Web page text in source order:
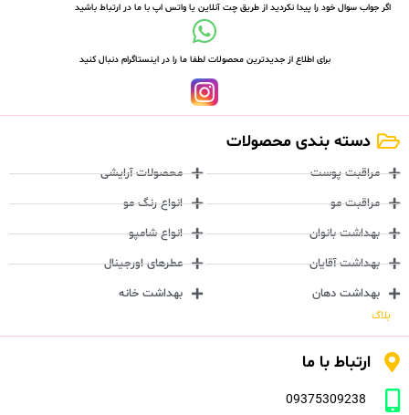
اگر جواب سوال خود را پیدا نکردید از طریق چت آنلاین یا واتس اپ با ما در ارتباط باشید
برای اطلاع از جدیدترین محصولات لطفا ما را در اینستاگرام دنبال کنید
دسته بندی محصولات
مراقبت پوست
مراقبت مو
بهداشت بانوان
بهداشت آقایان
بهداشت دهان
محصولات آرایشی
انواع رنگ مو
انواع شامپو
عطرهای اورجینال
بهداشت خانه
بلاگ
ارتباط با ما
09375309238